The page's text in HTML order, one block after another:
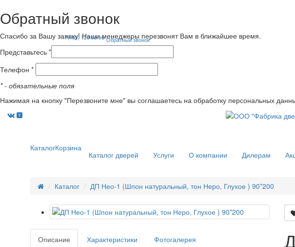
+7(495) 120-56-96 Обратный звонок
Обратный звонок
Спасибо за Вашу заявку! Наши менеджеры перезвонят Вам в ближайшее время.
Представьтесь *
Телефон *
*- обязательные поля
Нажимая на кнопку "Перезвоните мне" вы соглашаетесь на обработку персональных
КаталогКорзина
Каталог дверей Услуги О компании Дилерам
Каталог ДП Нео-1 (Шпон натуральный, тон Неро, Глухое ) 90*200
Описание Характеристики Фотогалерея